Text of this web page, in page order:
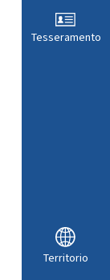
Tesseramento
Territorio